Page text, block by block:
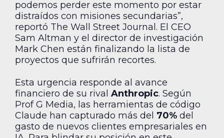
podemos perder este momento por estar
distraídos con misiones secundarias”,
reportó The Wall Street Journal. El CEO
Sam Altman y el director de investigación
Mark Chen están finalizando la lista de
proyectos que sufrirán recortes.
Esta urgencia responde al avance
financiero de su rival Anthropic. Según
Prof G Media, las herramientas de código
Claude han capturado más del 70% del
gasto de nuevos clientes empresariales en